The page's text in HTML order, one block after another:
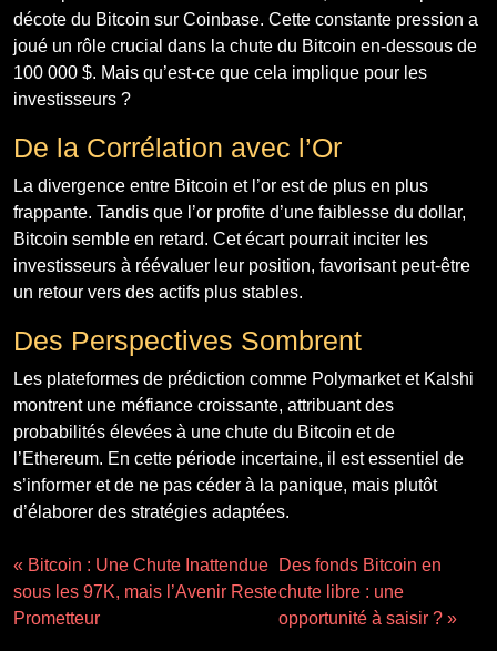
décote du Bitcoin sur Coinbase. Cette constante pression a
joué un rôle crucial dans la chute du Bitcoin en-dessous de
100 000 $. Mais qu’est-ce que cela implique pour les
investisseurs ?
De la Corrélation avec l’Or
La divergence entre Bitcoin et l’or est de plus en plus
frappante. Tandis que l’or profite d’une faiblesse du dollar,
Bitcoin semble en retard. Cet écart pourrait inciter les
investisseurs à réévaluer leur position, favorisant peut-être
un retour vers des actifs plus stables.
Des Perspectives Sombrent
Les plateformes de prédiction comme Polymarket et Kalshi
montrent une méfiance croissante, attribuant des
probabilités élevées à une chute du Bitcoin et de
l’Ethereum. En cette période incertaine, il est essentiel de
s’informer et de ne pas céder à la panique, mais plutôt
d’élaborer des stratégies adaptées.
« Bitcoin : Une Chute Inattendue
sous les 97K, mais l’Avenir Reste
Prometteur
Des fonds Bitcoin en
chute libre : une
opportunité à saisir ? »